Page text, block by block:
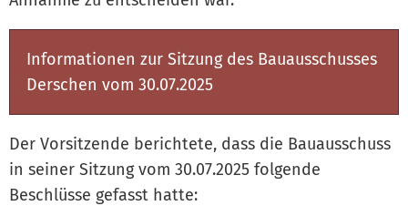
Informationen zur Sitzung des Bauausschusses
Derschen vom 30.07.2025
Der Vorsitzende berichtete, dass die Bauausschuss
in seiner Sitzung vom 30.07.2025 folgende
Beschlüsse gefasst hatte: